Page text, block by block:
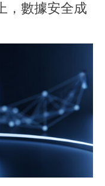
，數據安全成